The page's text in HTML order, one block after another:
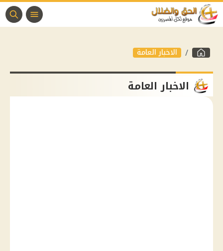
الاخبار العامة
الاخبار العامة